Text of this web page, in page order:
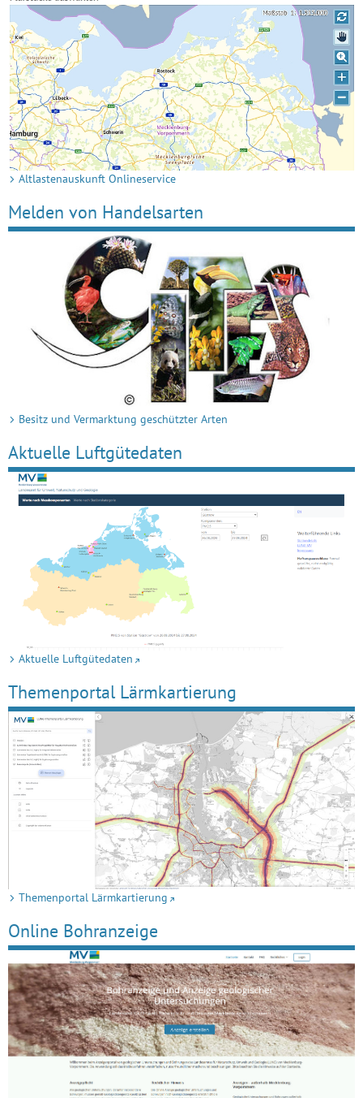
Altlastenauskunft Onlineservice
Melden von Handelsarten
Besitz und Vermarktung geschützter Arten
Aktuelle Luftgütedaten
Aktuelle Luftgütedaten
Themenportal Lärmkartierung
Themenportal Lärmkartierung
Online Bohranzeige